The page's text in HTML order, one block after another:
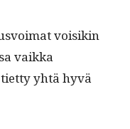
voisikin
vaik­ka
yhtä hyvä